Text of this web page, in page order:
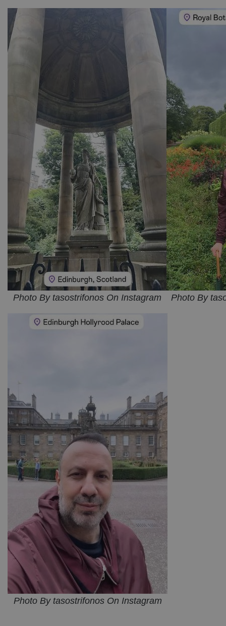
Photo By tasostrifonos On Instagram Photo By
Photo By tasostrifonos On Instagram